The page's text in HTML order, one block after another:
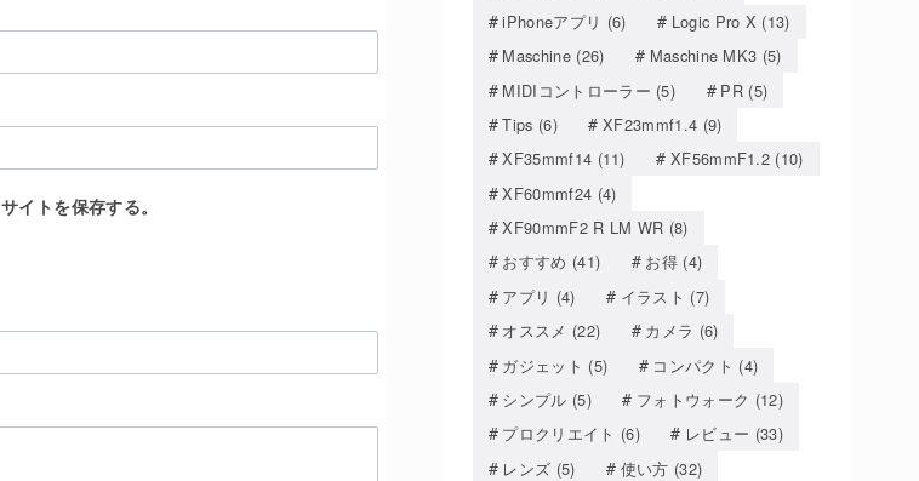
イトを保存する。
iPhoneアプリ (6) Logic Pro X (13)
Maschine(26) Maschine MK3 (5)
MIDIコントローラー (5) PR(5)
Tips (6) XF23mmf1.4 (9)
XF35mmf14 (11) XF56mmF1.2 (10)
XF60mmf24 (4)
XF90mmF2 R LM WR (8)
おすすめ (41) お得(4)
アプリ (4) イラスト (7)
オススメ (22) カメラ (6)
ガジェット (5) コンパクト (4)
シンプル (5) フォトウォーク (12)
プロクリエイト (6) レビュー (33)
レンズ (5) 使い方 (32)